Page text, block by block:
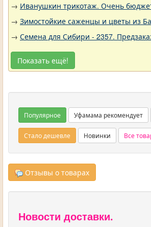
→ Иванушкин трикотаж. Очень
→ Зимостойкие саженцы и цветы из
→ Семена для Сибири - 2357.
Показать ещё!
Популярное Уфамама рекомендует
Стало дешевле Новинки Все
Отзывы о товарах
Новости доставки.